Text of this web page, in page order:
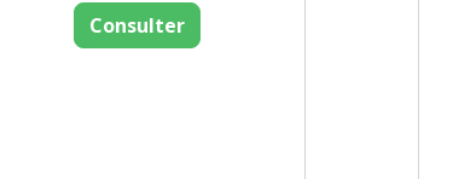
Consulter